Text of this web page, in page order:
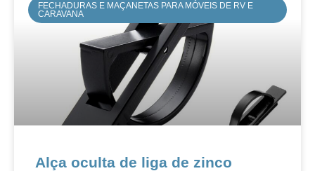
FECHADURAS E MAÇANETAS PARA MÓVEIS DE RV E
CARAVANA
​​​Alça oculta de liga de zinco